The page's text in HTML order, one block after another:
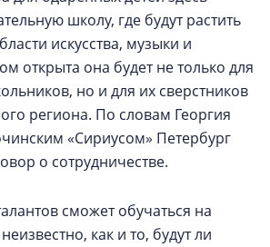
школу, где будут растить
искусства, музыки и
открыта она будет не только для
но и для их сверстников
региона. По словам Георгия
«Сириусом» Петербург
о сотрудничестве.
сможет обучаться на
как и то, будут ли